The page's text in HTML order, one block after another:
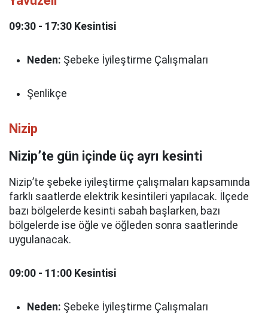
09:30 - 17:30 Kesintisi
Neden: Şebeke İyileştirme Çalışmaları
Şenlikçe
Nizip
Nizip’te gün içinde üç ayrı kesinti
Nizip’te şebeke iyileştirme çalışmaları kapsamında
farklı saatlerde elektrik kesintileri yapılacak. İlçede
bazı bölgelerde kesinti sabah başlarken, bazı
bölgelerde ise öğle ve öğleden sonra saatlerinde
uygulanacak.
09:00 - 11:00 Kesintisi
Neden: Şebeke İyileştirme Çalışmaları